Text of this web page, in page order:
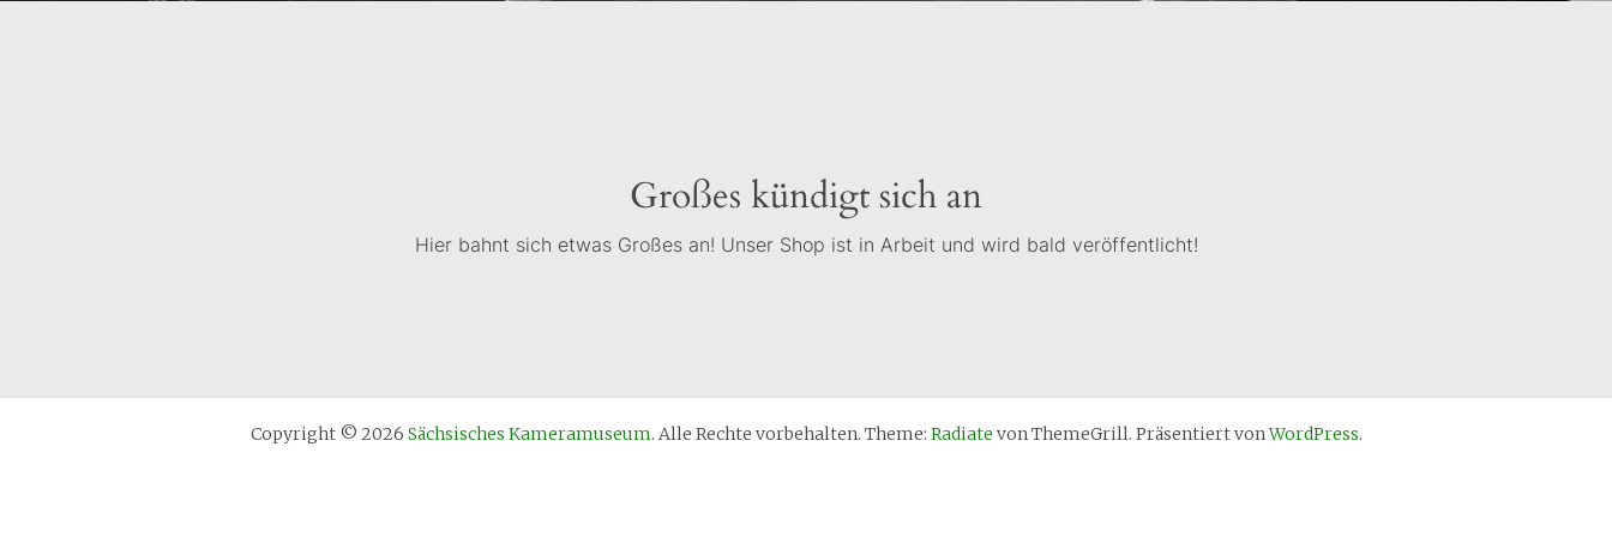
Großes kündigt sich an
Hier bahnt sich etwas Großes an! Unser Shop ist in Arbeit und wird bald veröffentlicht!
Copyright © 2026 Sächsisches Kameramuseum. Alle Rechte vorbehalten. Theme: Radiate von ThemeGrill. Präsentiert vonWordPress.